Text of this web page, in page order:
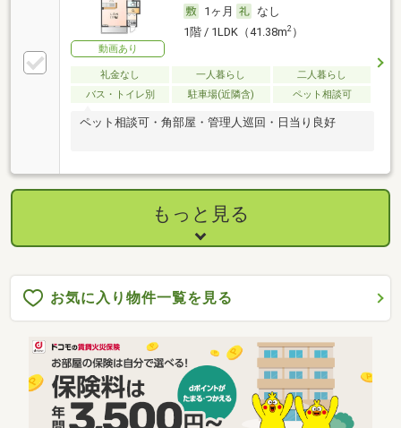
動画あり
1ヶ月
なし
1階 / 1LDK（41.38m2）
礼金なし 一人暮らし
二人暮らし
バス・トイレ別
駐車場(近隣含) ペット相談可
ペット相談可・角部屋・管理人巡回・日当り良好
もっと見る
お気に入り物件一覧を見る